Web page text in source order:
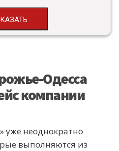
Одесса
компании
уже неоднократно
выполняются из